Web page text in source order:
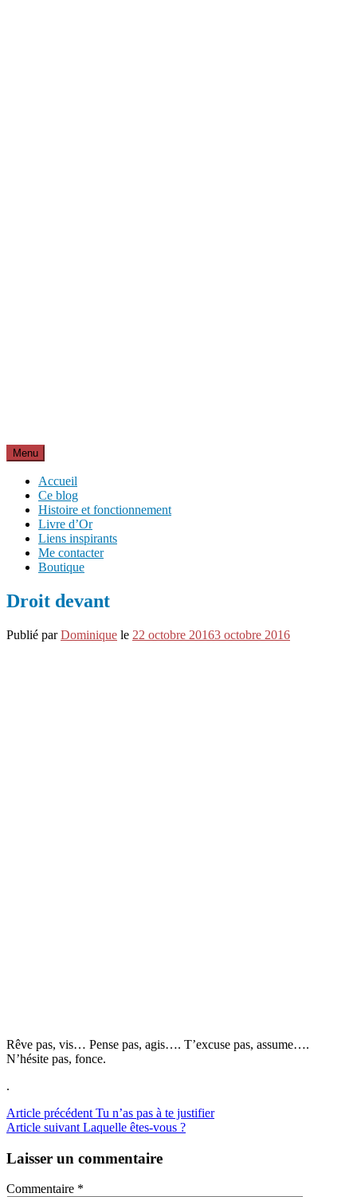
Menu
Accueil
Ce blog
Histoire et fonctionnement
Livre d’Or
Liens inspirants
Me contacter
Boutique
Droit devant
Publié parDominique le 22 octobre 20163 octobre 2016
Rêve pas, vis… Pense pas, agis…. T’excuse pas, assume….
N’hésite pas, fonce.
.
Lire
la
suite
Article précédent Tu n’as pas à te justifier
Article suivant Laquelle êtes-vous ?
Laisser un commentaire
Commentaire *